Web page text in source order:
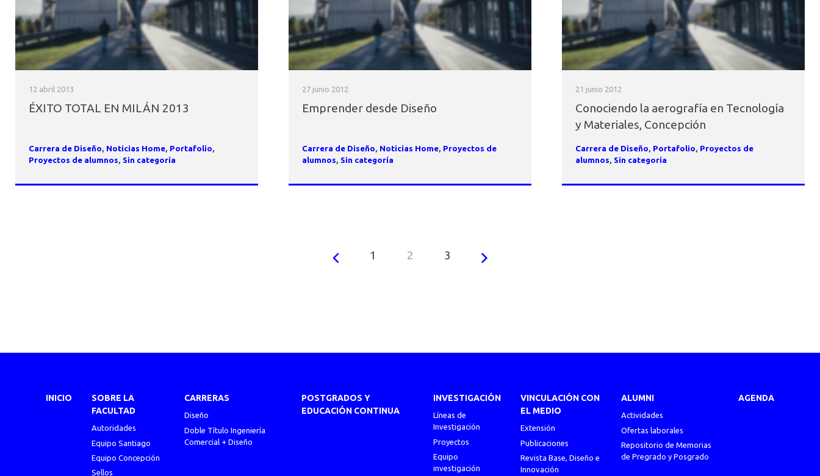
12 abril 2013
ÉXITO TOTAL EN MILÁN 2013
Carrera de Diseño, Noticias Home, Portafolio,
Proyectos de alumnos, Sin categoría
27 junio 2012
Emprender desde Diseño
Carrera de Diseño, Noticias Home, Proyectos de
alumnos, Sin categoría
21 junio 2012
Conociendo la aerografía en Tecnología
y Materiales, Concepción
Carrera de Diseño, Portafolio, Proyectos de
alumnos, Sin categoría
1 2 3
INICIO
SOBRE LA
FACULTAD
Autoridades
Equipo Santiago
Equipo Concepción
Sellos
CARRERAS
Diseño
Doble Título Ingeniería
Comercial + Diseño
POSTGRADOS Y
EDUCACIÓN CONTINUA
INVESTIGACIÓN
Líneas de
Investigación
Proyectos
Equipo
investigación
VINCULACIÓN CON
EL MEDIO
Extensión
Publicaciones
Revista Base, Diseño e
Innovación
ALUMNI
Actividades
Ofertas laborales
Repositorio de Memorias
de Pregrado y Posgrado
AGENDA